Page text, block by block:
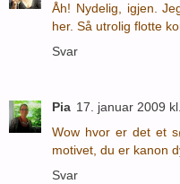
Åh! Nydelig, igjen.
her. Så utrolig flotte
Svar
Pia 17. januar 2009
Wow hvor er det et
motivet, du er kanon
Svar